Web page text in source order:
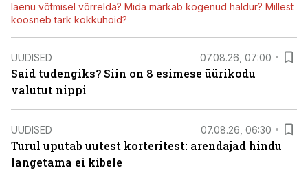
laenu võtmisel võrrelda? Mida märkab kogenud haldur? Millest
koosneb tark kokkuhoid?
UUDISED 07.08.26, 07:00
Said tudengiks? Siin on 8 esimese üürikodu
valutut nippi
UUDISED 07.08.26, 06:30
Turul uputab uutest korteritest: arendajad hindu
langetama ei kibele